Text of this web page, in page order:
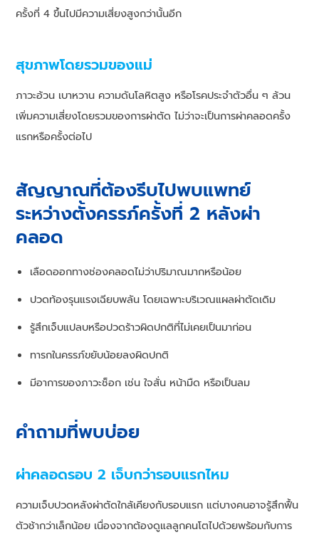
ครั้งที่ 4 ขึ้นไปมีความเสี่ยงสูงกว่านั้นอีก
สุขภาพโดยรวมของแม่
ภาวะอ้วน เบาหวาน ความดันโลหิตสูง หรือโรคประจำตัวอื่น ๆ ล้วน
เพิ่มความเสี่ยงโดยรวมของการผ่าตัด ไม่ว่าจะเป็นการผ่าคลอดครั้ง
แรกหรือครั้งต่อไป
สัญญาณที่ต้องรีบไปพบแพทย์
ระหว่างตั้งครรภ์ครั้งที่ 2 หลังผ่า
คลอด
เลือดออกทางช่องคลอดไม่ว่าปริมาณมากหรือน้อย
ปวดท้องรุนแรงเฉียบพลัน โดยเฉพาะบริเวณแผลผ่าตัดเดิม
รู้สึกเจ็บแปลบหรือปวดร้าวผิดปกติที่ไม่เคยเป็นมาก่อน
ทารกในครรภ์ขยับน้อยลงผิดปกติ
มีอาการของภาวะช็อก เช่น ใจสั่น หน้ามืด หรือเป็นลม
คำถามที่พบบ่อย
ผ่าคลอดรอบ 2 เจ็บกว่ารอบแรกไหม
ความเจ็บปวดหลังผ่าตัดใกล้เคียงกับรอบแรก แต่บางคนอาจรู้สึกฟื้น
ตัวช้ากว่าเล็กน้อย เนื่องจากต้องดูแลลูกคนโตไปด้วยพร้อมกับการ